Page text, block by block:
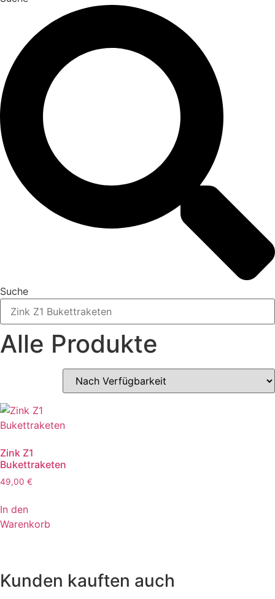
Suche
Alle Produkte
Zink Z1
Bukettraketen
49,00 €
In den
Warenkorb
Kunden kauften auch